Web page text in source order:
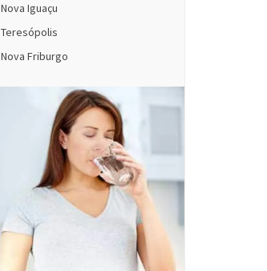
Nova Iguaçu
Teresópolis
Nova Friburgo